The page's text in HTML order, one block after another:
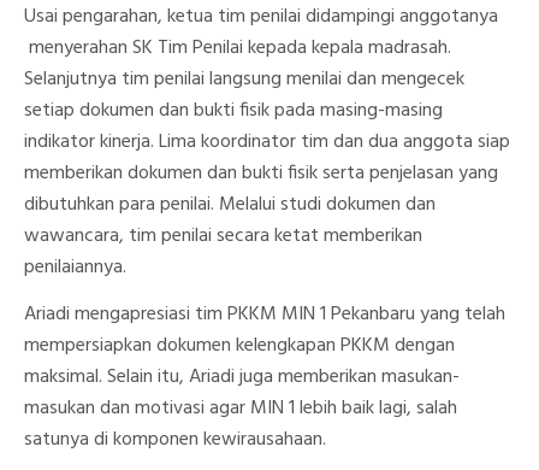
Usai pengarahan, ketua tim penilai didampingi anggotanya
menyerahan SK Tim Penilai kepada kepala madrasah.
Selanjutnya tim penilai langsung menilai dan mengecek
setiap dokumen dan bukti fisik pada masing-masing
indikator kinerja. Lima koordinator tim dan dua anggota siap
memberikan dokumen dan bukti fisik serta penjelasan yang
dibutuhkan para penilai. Melalui studi dokumen dan
wawancara, tim penilai secara ketat memberikan
penilaiannya.
Ariadi mengapresiasi tim PKKM MIN 1 Pekanbaru yang telah
mempersiapkan dokumen kelengkapan PKKM dengan
maksimal. Selain itu, Ariadi juga memberikan masukan-
masukan dan motivasi agar MIN 1 lebih baik lagi, salah
satunya di komponen kewirausahaan.